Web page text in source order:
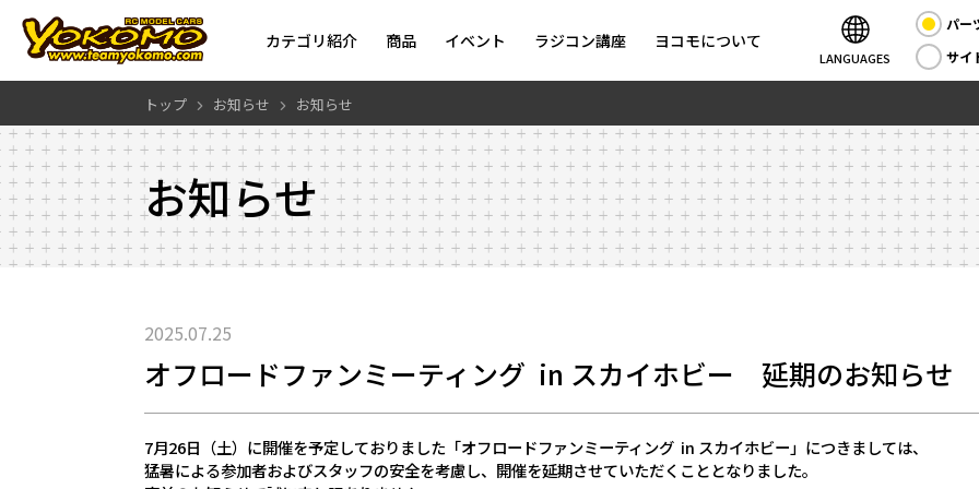
カテゴリ紹介 商品 イベント ラジコン講座 ヨコモについて
LANGUAGES
パー
サイ
トップ お知らせ お知らせ
お知らせ
2025.07.25
オフロードファンミーティング in スカイホビー 延期のお知らせ
7月26日（土）に開催を予定しておりました「オフロードファンミーティング in スカイホビー」につきましては、
猛暑による参加者およびスタッフの安全を考慮し、開催を延期させていただくこととなりました。